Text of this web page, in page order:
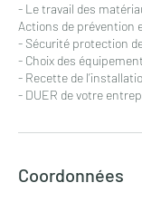
- Le travail des
Actions de prévention
- Sécurité protection
- Choix des
- Recette de
Coordonnées